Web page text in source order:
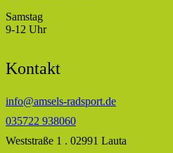
Samstag
9-12 Uhr
Kontakt
info@amsels-radsport.de
035722 938060
Weststraße 1 . 02991 Lauta